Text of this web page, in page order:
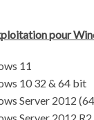
pour
11
10 32 & 64 bit
Server 2012
Server 2012